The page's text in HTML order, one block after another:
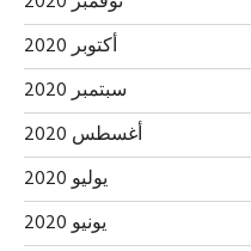
أكتوبر 2020
سبتمبر 2020
أغسطس 2020
يوليو 2020
يونيو 2020